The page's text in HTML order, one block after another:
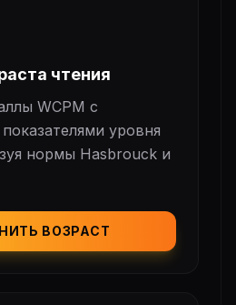
чтения
WCPM с
уровня
нормы Hasbrouck и
ВОЗРАСТ